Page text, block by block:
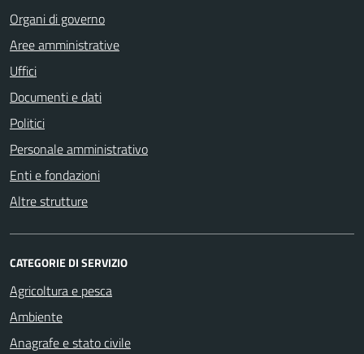
Organi di governo
Aree amministrative
Uffici
Documenti e dati
Politici
Personale amministrativo
Enti e fondazioni
Altre strutture
CATEGORIE DI SERVIZIO
Agricoltura e pesca
Ambiente
Anagrafe e stato civile